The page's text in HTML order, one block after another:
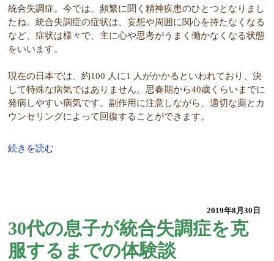
統合失調症。今では、頻繁に聞く精神疾患のひとつとなりまし
たね。統合失調症の症状は、妄想や周囲に関心を持たなくなる
など、症状は様々で、主に心や思考がうまく働かなくなる状態
をいいます。
現在の日本では、約100 人に1 人がかかるといわれており、決
して特殊な病気ではありません。思春期から40歳くらいまでに
発病しやすい病気です。副作用に注意しながら、適切な薬とカ
ウンセリングによって回復することができます。
続きを読む
2019年8月30日
30代の息子が統合失調症を克
服するまでの体験談